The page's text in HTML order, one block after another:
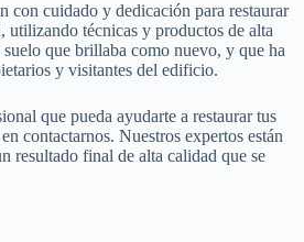
con cuidado y dedicación para restaurar
utilizando técnicas y productos de alta
que brillaba como nuevo, y que ha
y visitantes del edificio.
que pueda ayudarte a restaurar tus
contactarnos. Nuestros expertos están
resultado final de alta calidad que se